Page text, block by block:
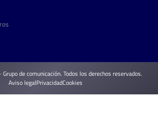
de comunicación. Todos los derechos reservados.
Aviso legalPrivacidadCookies